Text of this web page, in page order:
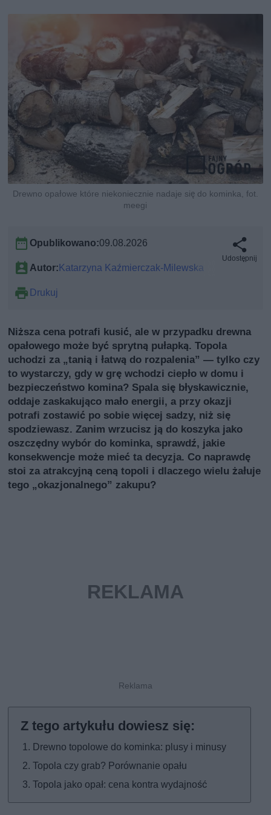
Drewno opałowe które niekoniecznie nadaje się do kominka, fot.
meegi
Opublikowano:09.08.2026
Autor:Katarzyna Kaźmierczak-Milewska
Drukuj
Udostępnij
Niższa cena potrafi kusić, ale w przypadku drewna
opałowego może być sprytną pułapką. Topola
uchodzi za „tanią i łatwą do rozpalenia” — tylko czy
to wystarczy, gdy w grę wchodzi ciepło w domu i
bezpieczeństwo komina? Spala się błyskawicznie,
oddaje zaskakująco mało energii, a przy okazji
potrafi zostawić po sobie więcej sadzy, niż się
spodziewasz. Zanim wrzucisz ją do koszyka jako
oszczędny wybór do kominka, sprawdź, jakie
konsekwencje może mieć ta decyzja. Co naprawdę
stoi za atrakcyjną ceną topoli i dlaczego wielu żałuje
tego „okazjonalnego” zakupu?
Drewno topolowe do kominka: plusy i minusy
Topola czy grab? Porównanie opału
Topola jako opał: cena kontra wydajność